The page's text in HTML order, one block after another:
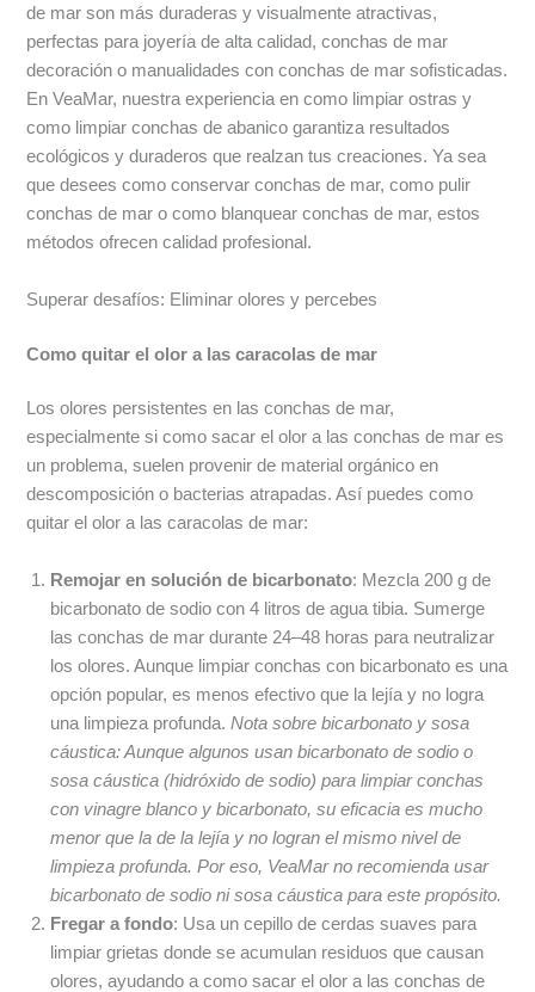
de mar son más duraderas y visualmente atractivas,
perfectas para joyería de alta calidad, conchas de mar
decoración o manualidades con conchas de mar sofisticadas.
En VeaMar, nuestra experiencia en como limpiar ostras y
como limpiar conchas de abanico garantiza resultados
ecológicos y duraderos que realzan tus creaciones. Ya sea
que desees como conservar conchas de mar, como pulir
conchas de mar o como blanquear conchas de mar, estos
métodos ofrecen calidad profesional.
Superar desafíos: Eliminar olores y percebes
Como quitar el olor a las caracolas de mar
Los olores persistentes en las conchas de mar,
especialmente si como sacar el olor a las conchas de mar es
un problema, suelen provenir de material orgánico en
descomposición o bacterias atrapadas. Así puedes como
quitar el olor a las caracolas de mar:
Remojar en solución de bicarbonato: Mezcla 200 g de
bicarbonato de sodio con 4 litros de agua tibia. Sumerge
las conchas de mar durante 24–48 horas para neutralizar
los olores. Aunque limpiar conchas con bicarbonato es una
opción popular, es menos efectivo que la lejía y no logra
una limpieza profunda.Nota sobre bicarbonato y sosa
cáustica: Aunque algunos usan bicarbonato de sodio o
sosa cáustica (hidróxido de sodio) para limpiar conchas
con vinagre blanco y bicarbonato, su eficacia es mucho
menor que la de la lejía y no logran el mismo nivel de
limpieza profunda. Por eso, VeaMar no recomienda usar
bicarbonato de sodio ni sosa cáustica para este propósito.
Fregar a fondo: Usa un cepillo de cerdas suaves para
limpiar grietas donde se acumulan residuos que causan
olores, ayudando a como sacar el olor a las conchas de